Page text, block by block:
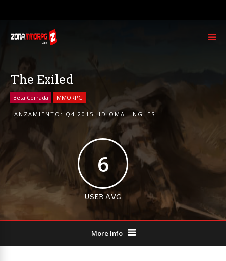
The Exiled
Beta Cerrada MMORPG
LANZAMIENTO: Q4 2015 IDIOMA:INGLES
6
USER AVG
More Info